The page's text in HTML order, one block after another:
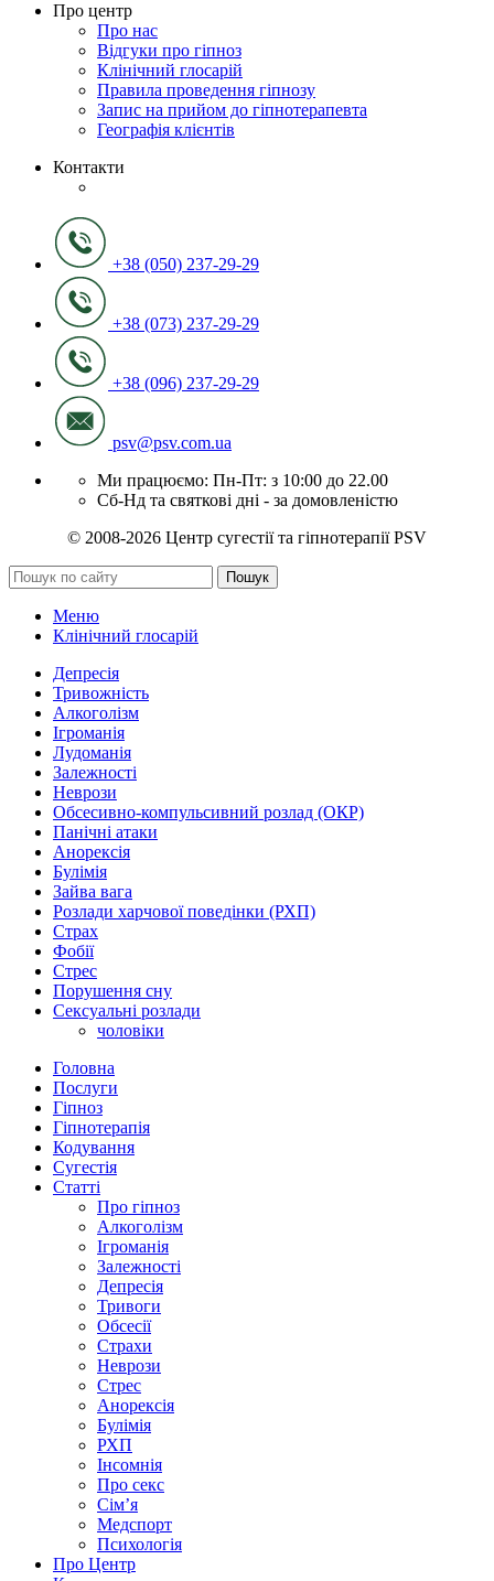
Про центр
Про нас
Відгуки про гіпноз
Клінічний глосарій
Правила проведення гіпнозу
Запис на прийом до гіпнотерапевта
Географія клієнтів
Контакти
+38 (050) 237-29-29
+38 (073) 237-29-29
+38 (096) 237-29-29
psv@psv.com.ua
Ми працюємо: Пн-Пт: з 10:00 до 22.00
Сб-Нд та святкові дні - за домовленістю
© 2008-2026 Центр сугестії та гіпнотерапії PSV
Пошук
Меню
Клінічний глосарій
Депресія
Тривожність
Алкоголізм
Ігроманія
Лудоманія
Залежності
Неврози
Обсесивно-компульсивний розлад (ОКР)
Панічні атаки
Анорексія
Булімія
Зайва вага
Розлади харчової поведінки (РХП)
Страх
Фобії
Стрес
Порушення сну
Сексуальні розлади
чоловіки
Головна
Послуги
Гіпноз
Гіпнотерапія
Кодування
Сугестія
Статті
Про гіпноз
Алкоголізм
Ігроманія
Залежності
Депресія
Тривоги
Обсесії
Страхи
Неврози
Стрес
Анорексія
Булімія
РХП
Інсомнія
Про секс
Сім’я
Медспорт
Психологія
Про Центр